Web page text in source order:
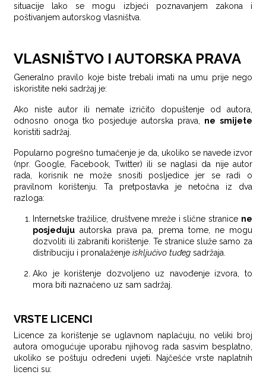
situacije lako se mogu izbjeći poznavanjem zakona i
poštivanjem autorskog vlasništva.
VLASNIŠTVO I AUTORSKA PRAVA
Generalno pravilo koje biste trebali imati na umu prije nego
iskoristite neki sadržaj je:
Ako niste autor ili nemate izričito dopuštenje od autora,
odnosno onoga tko posjeduje autorska prava, ne smijete
koristiti sadržaj.
Popularno pogrešno tumačenje je da, ukoliko se navede izvor
(npr. Google, Facebook, Twitter) ili se naglasi da nije autor
rada, korisnik ne može snositi posljedice jer se radi o
pravilnom korištenju. Ta pretpostavka je netočna iz dva
razloga:
Internetske tražilice, društvene mreže i slične stranice ne
posjeduju autorska prava pa, prema tome, ne mogu
dozvoliti ili zabraniti korištenje. Te stranice služe samo za
distribuciju i pronalaženjeisključivo tuđeg sadržaja.
Ako je korištenje dozvoljeno uz navođenje izvora, to
mora biti naznačeno uz sam sadržaj.
VRSTE LICENCI
Licence za korištenje se uglavnom naplaćuju, no veliki broj
autora omogućuje uporabu njihovog rada sasvim besplatno,
ukoliko se poštuju određeni uvjeti. Najčešće vrste naplatnih
licenci su: